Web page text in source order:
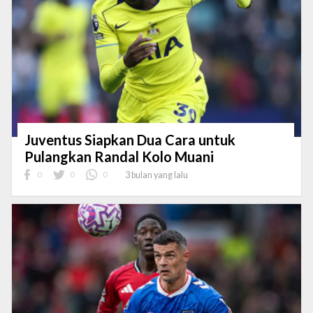
Juventus Siapkan Dua Cara untuk
Pulangkan Randal Kolo Muani
0 0 0 3 bulan yang lalu